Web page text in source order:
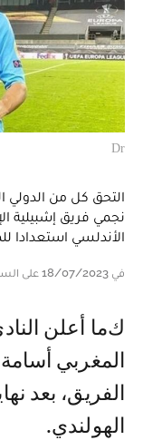
Dr
التحق كل من الدولي
نجمي فريق إشبيلية
الأندلسي استعدادا
في 18/07/2023 على الساعة 10:00
كما أعلن النادي الأندلسي عن عودة الدولي
المغربي
الفريق، بعد
الهولندي.